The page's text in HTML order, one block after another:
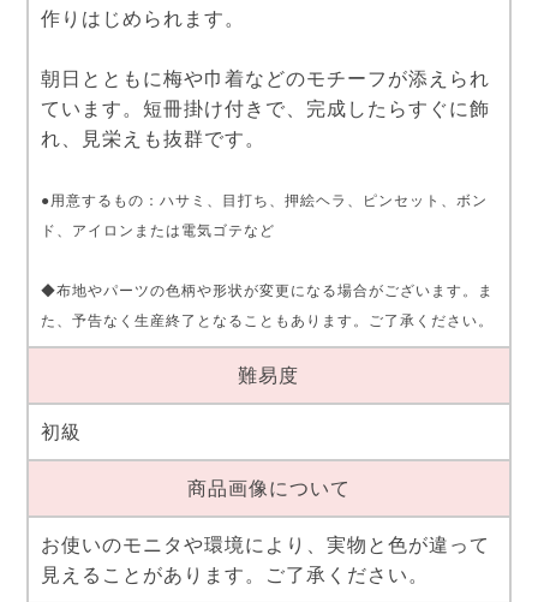
作りはじめられます。
朝日とともに梅や巾着などのモチーフが添えられ
ています。短冊掛け付きで、完成したらすぐに飾
れ、見栄えも抜群です。
●用意するもの：ハサミ、目打ち、押絵ヘラ、ピンセット、ボン
ド、アイロンまたは電気ゴテなど
◆布地やパーツの色柄や形状が変更になる場合がございます。ま
た、予告なく生産終了となることもあります。ご了承ください。
難易度
初級
商品画像について
お使いのモニタや環境により、実物と色が違って
見えることがあります。ご了承ください。